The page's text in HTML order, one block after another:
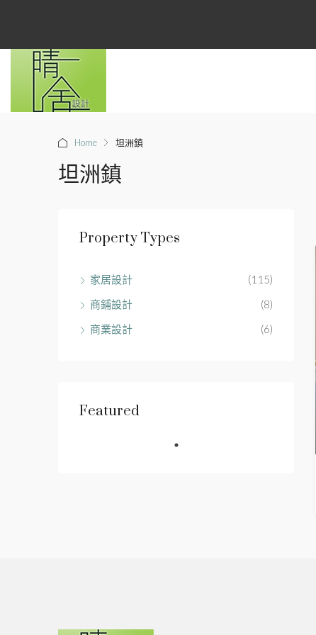
Home 坦洲鎮
坦洲鎮
Property Types
家居設計
(115)
商鋪設計
(8)
商業設計
(6)
Featured